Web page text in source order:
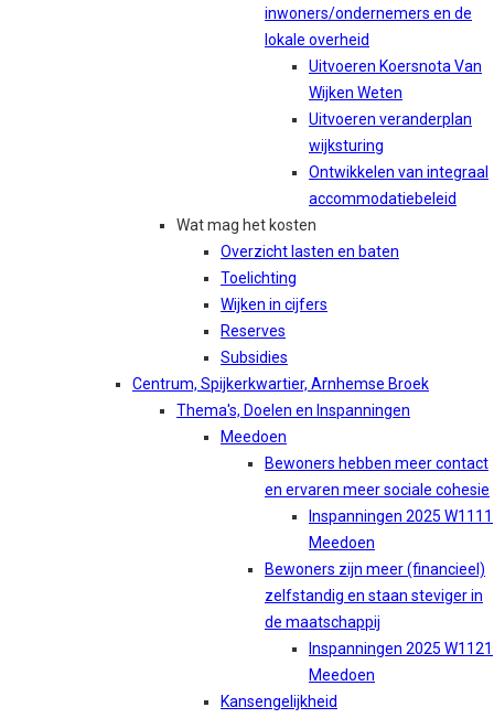
inwoners/ondernemers en de
lokale overheid
Uitvoeren Koersnota Van
Wijken Weten
Uitvoeren veranderplan
wijksturing
Ontwikkelen van integraal
accommodatiebeleid
Wat mag het kosten
Overzicht lasten en baten
Toelichting
Wijken in cijfers
Reserves
Subsidies
Centrum, Spijkerkwartier, Arnhemse Broek
Thema's, Doelen en Inspanningen
Meedoen
Bewoners hebben meer contact
en ervaren meer sociale cohesie
Inspanningen 2025 W1111
Meedoen
Bewoners zijn meer (financieel)
zelfstandig en staan steviger in
de maatschappij
Inspanningen 2025 W1121
Meedoen
Kansengelijkheid